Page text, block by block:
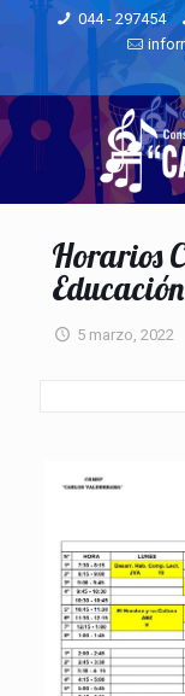
044 - 297454
Horarios
5 marzo, 2022